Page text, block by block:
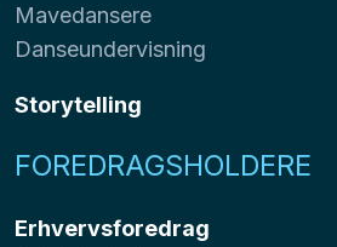
Mavedansere
Danseundervisning
Storytelling
FOREDRAGSHOLDERE
Erhvervsforedrag